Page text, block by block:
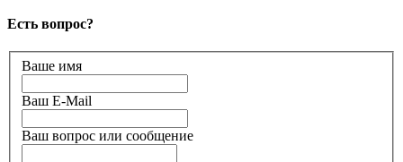
Есть вопрос?
Ваше имя
Ваш E-Mail
Ваш вопрос или сообщение